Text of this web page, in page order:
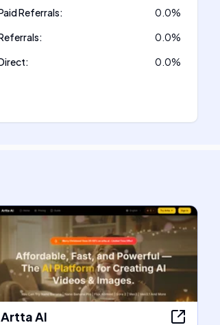
Referrals: 0.0%
: 0.0%
: 0.0%
Artta AI